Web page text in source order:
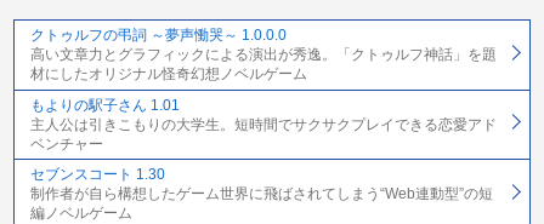
クトゥルフの弔詞 ～夢声慟哭～ 1.0.0.0
高い文章力とグラフィックによる演出が秀逸。「クトゥルフ神話」を題
材にしたオリジナル怪奇幻想ノベルゲーム
もよりの駅子さん 1.01
主人公は引きこもりの大学生。短時間でサクサクプレイできる恋愛アド
ベンチャー
セブンスコート 1.30
制作者が自ら構想したゲーム世界に飛ばされてしまう“Web連動型”の短
編ノベルゲーム